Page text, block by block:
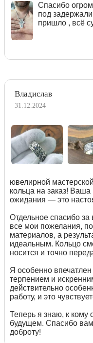
Спасибо
под задержали
пришло , всё
Владислав
31.12.2024
ювелирной
кольца на заказ!
ожидания — это
Отдельное спасибо
все мои пожелания,
материалов, а
идеальным. Кольцо
носится и точно
Я особенно
терпением и
действительно
работу, и это
Теперь я знаю, к кому
будущем. Спасибо вам
доброту!